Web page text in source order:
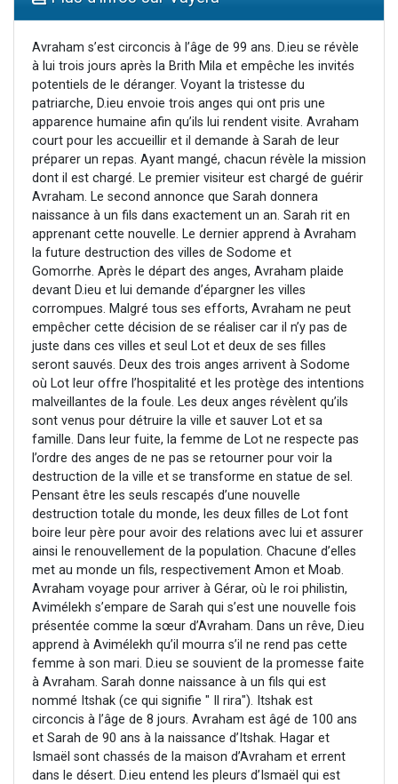
4 personnes viennent de nous rejoindre sur WhatsApp
Il reste 49 places pour étudier en groupe sur Zoom
Eva vient de donner son Maasser
Eli vient de donner son Maasser
Avraham s’est circoncis à l’âge de 99 ans. D.ieu se révèle
à lui trois jours après la Brith Mila et empêche les invités
potentiels de le déranger. Voyant la tristesse du
patriarche, D.ieu envoie trois anges qui ont pris une
apparence humaine afin qu’ils lui rendent visite. Avraham
court pour les accueillir et il demande à Sarah de leur
préparer un repas. Ayant mangé, chacun révèle la mission
dont il est chargé. Le premier visiteur est chargé de guérir
Avraham. Le second annonce que Sarah donnera
naissance à un fils dans exactement un an. Sarah rit en
apprenant cette nouvelle. Le dernier apprend à Avraham
la future destruction des villes de Sodome et
Gomorrhe. Après le départ des anges, Avraham plaide
devant D.ieu et lui demande d’épargner les villes
corrompues. Malgré tous ses efforts, Avraham ne peut
empêcher cette décision de se réaliser car il n’y pas de
juste dans ces villes et seul Lot et deux de ses filles
seront sauvés. Deux des trois anges arrivent à Sodome
où Lot leur offre l’hospitalité et les protège des intentions
malveillantes de la foule. Les deux anges révèlent qu’ils
sont venus pour détruire la ville et sauver Lot et sa
famille. Dans leur fuite, la femme de Lot ne respecte pas
l’ordre des anges de ne pas se retourner pour voir la
destruction de la ville et se transforme en statue de sel.
Pensant être les seuls rescapés d’une nouvelle
destruction totale du monde, les deux filles de Lot font
boire leur père pour avoir des relations avec lui et assurer
ainsi le renouvellement de la population. Chacune d’elles
met au monde un fils, respectivement Amon et Moab.
Avraham voyage pour arriver à Gérar, où le roi philistin,
Avimélekh s’empare de Sarah qui s’est une nouvelle fois
présentée comme la sœur d’Avraham. Dans un rêve, D.ieu
apprend à Avimélekh qu’il mourra s’il ne rend pas cette
femme à son mari. D.ieu se souvient de la promesse faite
à Avraham. Sarah donne naissance à un fils qui est
nommé Itshak (ce qui signifie " Il rira"). Itshak est
circoncis à l’âge de 8 jours. Avraham est âgé de 100 ans
et Sarah de 90 ans à la naissance d’Itshak. Hagar et
Ismaël sont chassés de la maison d’Avraham et errent
dans le désert. D.ieu entend les pleurs d’Ismaël qui est